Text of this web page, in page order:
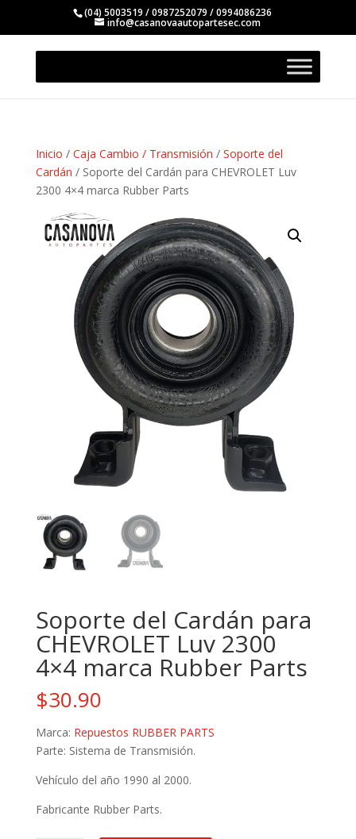
(04) 5003519 / 0987252079 / 0994086236
info@casanovaautopartesec.com
Inicio / Caja Cambio / Transmisión / Soporte del
Cardán / Soporte del Cardán para CHEVROLET Luv
2300 4×4 marca Rubber Parts
Soporte del Cardán para
CHEVROLET Luv 2300
4×4 marca Rubber Parts
$30.90
Marca: Repuestos RUBBER PARTS
Parte: Sistema de Transmisión.
Vehículo del año 1990 al 2000.
Fabricante Rubber Parts.